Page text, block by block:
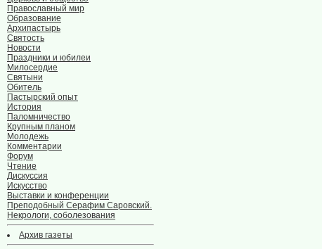
Православный мир
Образование
Архипастырь
Святость
Новости
Праздники и юбилеи
Милосердие
Святыни
Обитель
Пастырский опыт
История
Паломничество
Крупным планом
Молодежь
Комментарии
Форум
Чтение
Дискуссия
Искусство
Выставки и конференции
Преподобный Серафим Саровский.
Некрологи, соболезования
Архив газеты